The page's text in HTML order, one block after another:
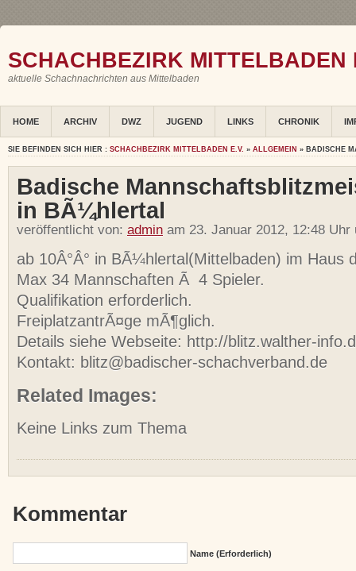
SCHACHBEZIRK MITTELBADEN
aktuelle Schachnachrichten aus Mittelbaden
HOME ARCHIV DWZ JUGEND LINKS CHRONIK
SIE BEFINDEN SICH HIER : SCHACHBEZIRK MITTELBADEN E.V. » ALLGEMEIN » BADISCHE
Badische
in BÃ¼hlertal
veröffentlicht von: admin am 23. Januar 2012, 12:48
ab 10Â°Â° in BÃ¼hlertal(Mittelbaden) im Haus
Max 34 Mannschaften Ã 4 Spieler.
Qualifikation erforderlich.
FreiplatzantrÃ¤ge mÃ¶glich.
Details siehe Webseite: http://blitz.walther-
Kontakt: blitz@badischer-schachverband.de
Related Images:
Keine Links zum Thema
Kommentar
Name (erforderlich)